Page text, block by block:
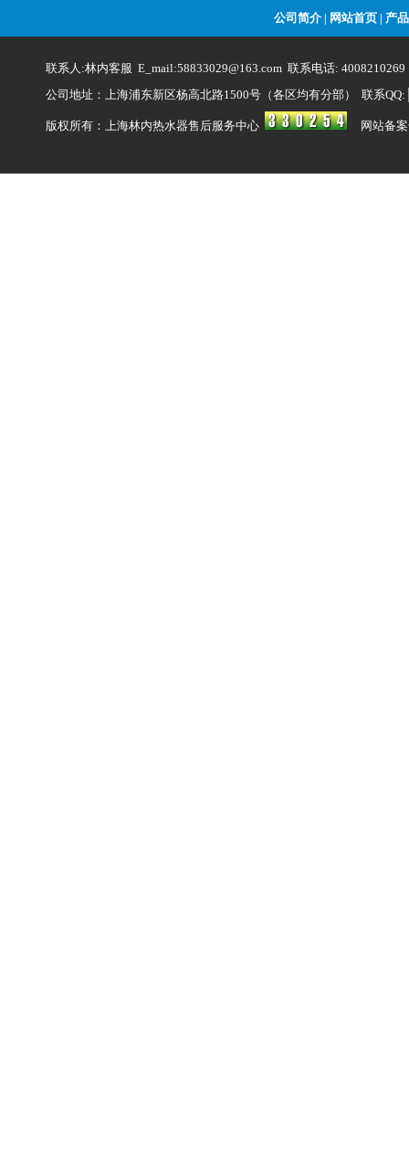
公司简介| 网站首页 产
联系人:林内客服 E_mail:58833029@163.com 联系电话:
公司地址：上海浦东新区杨高北路1500号（各区均有分部） 联系QQ:
版权所有：上海林内热水器售后服务中心 网站备